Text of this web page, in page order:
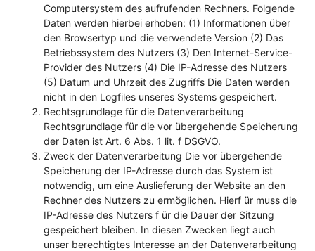
Computersystem des aufrufenden Rechners. Folgende
Daten werden hierbei erhoben: (1) Informationen über
den Browsertyp und die verwendete Version (2) Das
Betriebssystem des Nutzers (3) Den Internet-Service-
Provider des Nutzers (4) Die IP-Adresse des Nutzers
(5) Datum und Uhrzeit des Zugriffs Die Daten werden
nicht in den Logfiles unseres Systems gespeichert.
Rechtsgrundlage für die Datenverarbeitung
Rechtsgrundlage für die vor übergehende Speicherung
der Daten ist Art. 6 Abs. 1 lit. f DSGVO.
Zweck der Datenverarbeitung Die vor übergehende
Speicherung der IP-Adresse durch das System ist
notwendig, um eine Auslieferung der Website an den
Rechner des Nutzers zu ermöglichen. Hierf ür muss die
IP-Adresse des Nutzers f ür die Dauer der Sitzung
gespeichert bleiben. In diesen Zwecken liegt auch
unser berechtigtes Interesse an der Datenverarbeitung